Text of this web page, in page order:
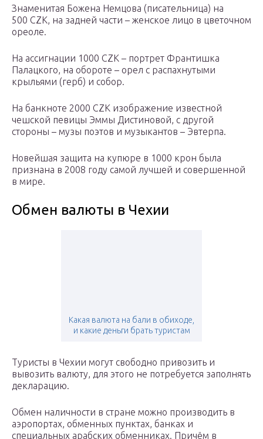
Знаменитая Божена Немцова (писательница) на
500 CZK, на задней части – женское лицо в цветочном
ореоле.
На ассигнации 1000 CZK – портрет Франтишка
Палацкого, на обороте – орел с распахнутыми
крыльями (герб) и собор.
На банкноте 2000 CZK изображение известной
чешской певицы Эммы Дистиновой, с другой
стороны – музы поэтов и музыкантов – Эвтерпа.
Новейшая защита на купюре в 1000 крон была
признана в 2008 году самой лучшей и совершенной
в мире.
Обмен валюты в Чехии
Какая валюта на бали в обиходе,
и какие деньги брать туристам
Туристы в Чехии могут свободно привозить и
вывозить валюту, для этого не потребуется заполнять
декларацию.
Обмен наличности в стране можно производить в
аэропортах, обменных пунктах, банках и
специальных арабских обменниках. Причём в